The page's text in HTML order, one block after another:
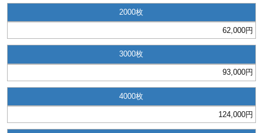
刷
印刷
印刷
名刺印刷
28
29 30
・・休業日
2000
62,000円
3000
93,000円
4000
124,000円